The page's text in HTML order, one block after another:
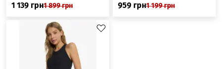
1 139 грн1 899грн 959 грн1 199грн